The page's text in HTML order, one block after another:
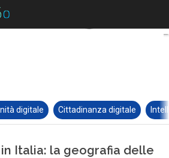
digitale Cittadinanza digitale
Italia: la geografia delle